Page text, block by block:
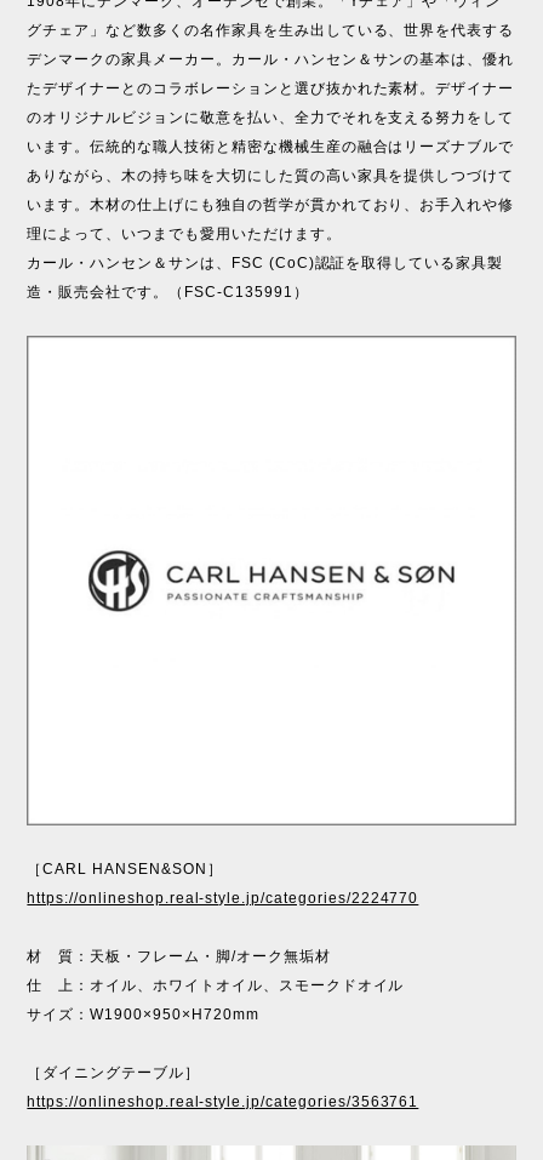
グチェア」など数多くの名作家具を生み出している、世界を代表する
デンマークの家具メーカー。カール・ハンセン＆サンの基本は、優れ
たデザイナーとのコラボレーションと選び抜かれた素材。デザイナー
のオリジナルビジョンに敬意を払い、全力でそれを支える努力をして
います。伝統的な職人技術と精密な機械生産の融合はリーズナブルで
ありながら、木の持ち味を大切にした質の高い家具を提供しつづけて
います。木材の仕上げにも独自の哲学が貫かれており、お手入れや修
理によって、いつまでも愛用いただけます。
カール・ハンセン＆サンは、FSC (CoC)認証を取得している家具製
造・販売会社です。（FSC-C135991）
［CARL HANSEN&SON］
https://onlineshop.real-style.jp/categories/2224770
材 質：天板・フレーム・脚/オーク無垢材
仕 上：オイル、ホワイトオイル、スモークドオイル
サイズ：W1900×950×H720mm
［ダイニングテーブル］
https://onlineshop.real-style.jp/categories/3563761